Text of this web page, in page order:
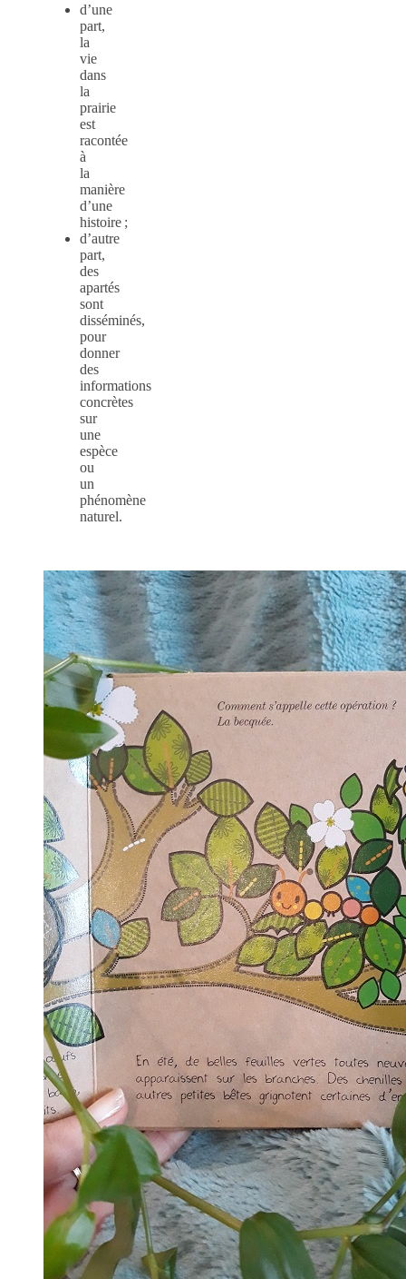
d’une
part,
la
vie
dans
la
prairie
est
racontée
à
la
manière
d’une
histoire ;
d’autre
part,
des
apartés
sont
disséminés,
pour
donner
des
informations
concrètes
sur
une
espèce
ou
un
phénomène
naturel.